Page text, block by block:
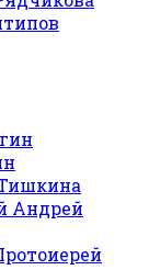
Андрей